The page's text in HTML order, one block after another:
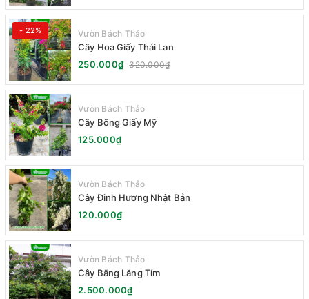
- 22% Vườn Bách Thảo
Cây Hoa Giấy Thái Lan
250.000₫ 320.000₫
Vườn Bách Thảo
Cây Bông Giấy Mỹ
125.000₫
Vườn Bách Thảo
Cây Đinh Hương Nhật Bản
120.000₫
Vườn Bách Thảo
Cây Bằng Lăng Tím
2.500.000₫